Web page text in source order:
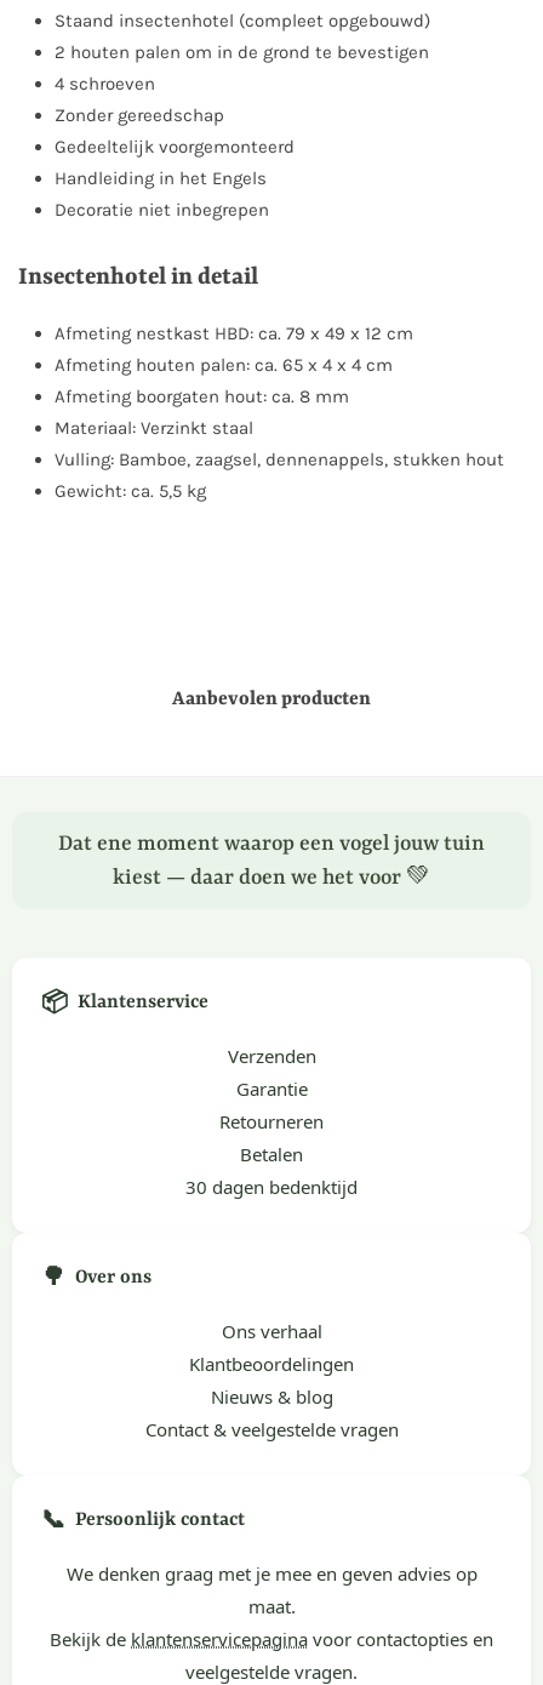
Staand insectenhotel (compleet opgebouwd)
2 houten palen om in de grond te bevestigen
4 schroeven
Zonder gereedschap
Gedeeltelijk voorgemonteerd
Handleiding in het Engels
Decoratie niet inbegrepen
Insectenhotel in detail
Afmeting nestkast HBD: ca. 79 x 49 x 12 cm
Afmeting houten palen: ca. 65 x 4 x 4 cm
Afmeting boorgaten hout: ca. 8 mm
Materiaal: Verzinkt staal
Vulling: Bamboe, zaagsel, dennenappels, stukken hout
Gewicht: ca. 5,5 kg
Aanbevolen producten
Dat ene moment waarop een vogel jouw tuin
kiest — daar doen we het voor 💚
📦 Klantenservice
Verzenden
Garantie
Retourneren
Betalen
30 dagen bedenktijd
🌳 Over ons
Ons verhaal
Klantbeoordelingen
Nieuws & blog
Contact & veelgestelde vragen
📞 Persoonlijk contact
We denken graag met je mee en geven advies op
maat.
Bekijk de klantenservicepagina voor contactopties en
veelgestelde vragen.